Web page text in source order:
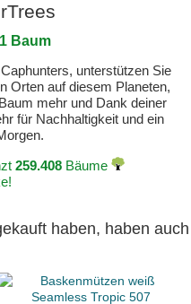
1 Baum
unterstützen Sie
Orten auf diesem Planeten,
mehr und Dank deiner
für Nachhaltigkeit und ein
259.408Bäume
haben, haben auch